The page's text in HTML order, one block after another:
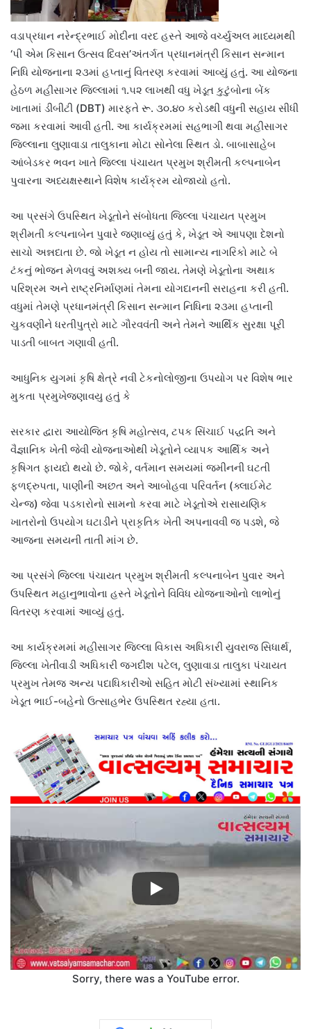
વડાપ્રધાન નરેન્દ્રભાઈ મોદીના વરદ હસ્તે આજે વર્ચ્યુઅલ માધ્યમથી
‘પી એમ કિસાન ઉત્સવ દિવસ’અંતર્ગત પ્રધાનમંત્રી કિસાન સન્માન
નિધિ યોજનાના ૨૩માં હપ્તાનું વિતરણ કરવામાં આવ્યું હતું. આ યોજના
હેઠળ મહીસાગર જિલ્લામાં ૧.૫૨ લાખથી વધુ ખેડૂત કુટુંબોના બેંક
ખાતામાં ડીબીટી (DBT) મારફતે રૂ. ૩૦.૪૦ કરોડથી વધુની સહાય સીધી
જમા કરવામાં આવી હતી. આ કાર્યક્રમમાં સહભાગી થવા મહીસાગર
જિલ્લાના લુણાવાડા તાલુકાના મોટા સોનેલા સ્થિત ડો. બાબાસાહેબ
આંબેડકર ભવન ખાતે જિલ્લા પંચાયત પ્રમુખ શ્રીમતી કલ્પનાબેન
પુવારના અધ્યક્ષસ્થાને વિશેષ કાર્યક્રમ યોજાયો હતો.
આ પ્રસંગે ઉપસ્થિત ખેડૂતોને સંબોધતા જિલ્લા પંચાયત પ્રમુખ
શ્રીમતી કલ્પનાબેન પુવારે જણાવ્યું હતું કે, ખેડૂત એ આપણા દેશનો
સાચો અન્નદાતા છે. જો ખેડૂત ન હોય તો સામાન્ય નાગરિકો માટે બે
ટંકનું ભોજન મેળવવું અશક્ય બની જાય. તેમણે ખેડૂતોના અથાક
પરિશ્રમ અને રાષ્ટ્રનિર્માણમાં તેમના યોગદાનની સરાહના કરી હતી.
વધુમાં તેમણે પ્રધાનમંત્રી કિસાન સન્માન નિધિના ૨૩મા હપ્તાની
ચુકવણીને ધરતીપુત્રો માટે ગૌરવવંતી અને તેમને આર્થિક સુરક્ષા પૂરી
પાડતી બાબત ગણાવી હતી.
આધુનિક યુગમાં કૃષિ ક્ષેત્રે નવી ટેકનોલોજીના ઉપયોગ પર વિશેષ ભાર
મુકતા પ્રમુખેજણાવયુ હતું કે
સરકાર દ્વારા આયોજિત કૃષિ મહોત્સવ, ટપક સિંચાઈ પદ્ધતિ અને
વૈજ્ઞાનિક ખેતી જેવી યોજનાઓથી ખેડૂતોને વ્યાપક આર્થિક અને
કૃષિગત ફાયદો થયો છે. જોકે, વર્તમાન સમયમાં જમીનની ઘટતી
ફળદ્રુપતા, પાણીની અછત અને આબોહવા પરિવર્તન (ક્લાઈમેટ
ચેન્જ) જેવા પડકારોનો સામનો કરવા માટે ખેડૂતોએ રાસાયણિક
ખાતરોનો ઉપયોગ ઘટાડીને પ્રાકૃતિક ખેતી અપનાવવી જ પડશે, જે
આજના સમયની તાતી માંગ છે.
આ પ્રસંગે જિલ્લા પંચાયત પ્રમુખ શ્રીમતી કલ્પનાબેન પુવાર અને
ઉપસ્થિત મહાનુભાવોના હસ્તે ખેડૂતોને વિવિધ યોજનાઓનો લાભોનું
વિતરણ કરવામાં આવ્યું હતું.
આ કાર્યક્રમમાં મહીસાગર જિલ્લા વિકાસ અધિકારી યુવરાજ સિધાર્થ,
જિલ્લા ખેતીવાડી અધિકારી જગદીશ પટેલ, લુણાવાડા તાલુકા પંચાયત
પ્રમુખ તેમજ અન્ય પદાધિકારીઓ સહિત મોટી સંખ્યામાં સ્થાનિક
ખેડૂત ભાઈ-બહેનો ઉત્સાહભેર ઉપસ્થિત રહ્યા હતા.
Sorry, there was a YouTube error.